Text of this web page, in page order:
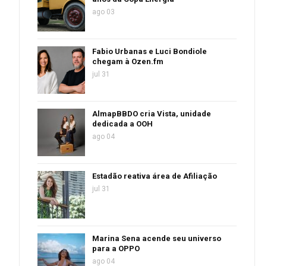
ago 03
Fabio Urbanas e Luci Bondiole
chegam à Ozen.fm
jul 31
AlmapBBDO cria Vista, unidade
dedicada a OOH
ago 04
Estadão reativa área de Afiliação
jul 31
Marina Sena acende seu universo
para a OPPO
ago 04